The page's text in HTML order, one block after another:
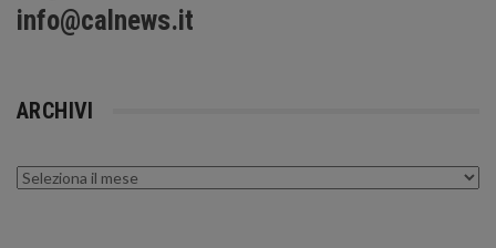
info@calnews.it
ARCHIVI
Archivi